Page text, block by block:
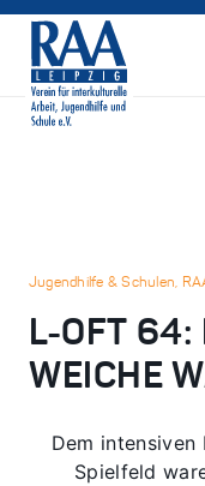
Jugendhilfe & Schulen,
L-OFT 64:
WEICHE
Dem
Spielfeld